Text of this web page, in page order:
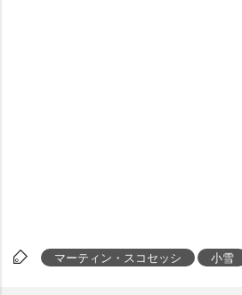
マーティン・スコセッシ 小雪